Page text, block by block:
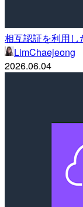
相互認証を利用
LimChaejeong
2026.06.04